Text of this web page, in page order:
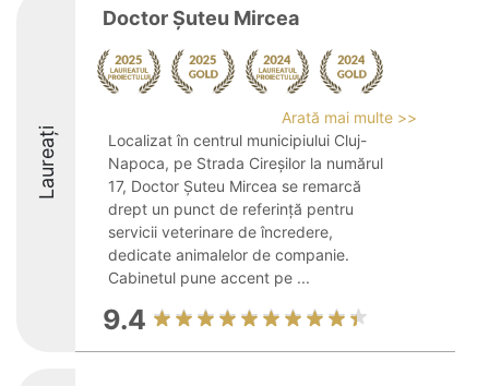
Laureați
Doctor Șuteu Mircea
Arată mai multe >>
Localizat în centrul municipiului Cluj-
Napoca, pe Strada Cireșilor la numărul
17, Doctor Șuteu Mircea se remarcă
drept un punct de referință pentru
servicii veterinare de încredere,
dedicate animalelor de companie.
Cabinetul pune accent pe ...
9.4